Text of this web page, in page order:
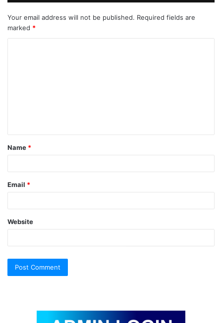
Your email address will not be published. Required fields are
marked *
t
*
Name *
Email *
Website